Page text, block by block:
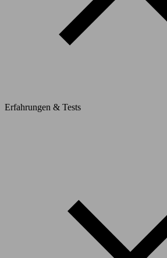
Erfahrungen & Tests